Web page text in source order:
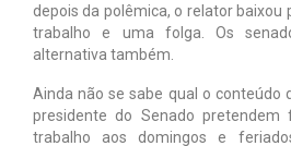
depois da polêmica, o relator baixou
trabalho e uma folga. Os
alternativa também.
Ainda não se sabe qual o conteúdo
presidente do Senado
trabalho aos domingos e